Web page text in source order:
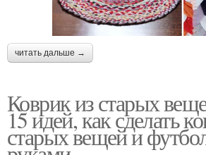
читать дальше →
Коврик из старых
15 идей, как сделать
старых вещей и